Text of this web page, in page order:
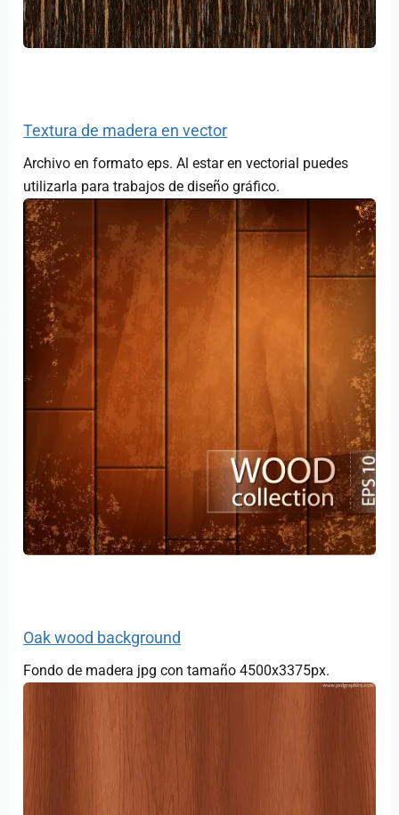
Textura de madera en vector
Archivo en formato eps. Al estar en vectorial puedes
utilizarla para trabajos de diseño gráfico.
Oak wood background
Fondo de madera jpg con tamaño 4500x3375px.